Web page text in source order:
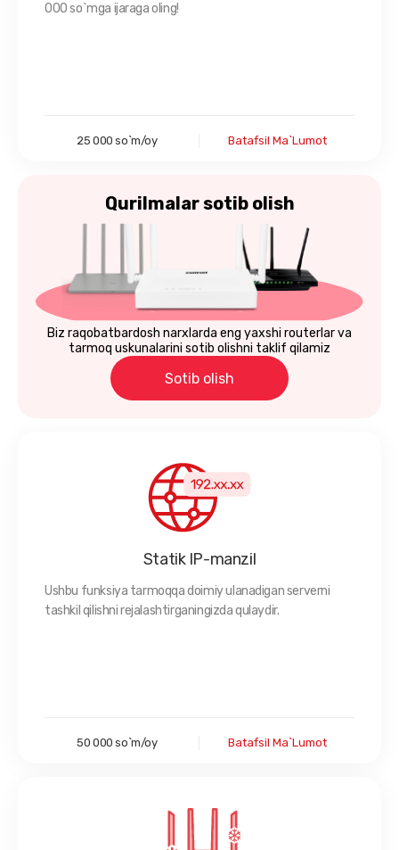
000 so`mga ijaraga oling!
25 000 so`m/oy Batafsil Ma`lumot
Qurilmalarsotib olish
Biz raqobatbardosh narxlarda eng yaxshi routerlar va
tarmoq uskunalarini sotib olishni taklif qilamiz
Sotib olish
Statik IP-manzil
Ushbu funksiya tarmoqqa doimiy ulanadigan serverni
tashkil qilishni rejalashtirganingizda qulaydir.
50 000 so`m/oy Batafsil Ma`lumot